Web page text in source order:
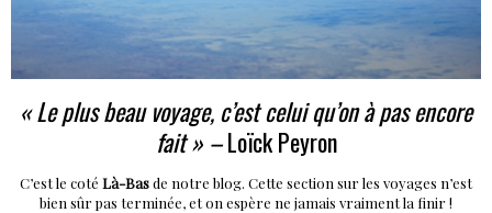
« Le plus beau voyage, c’est celui qu’on à pas encore
fait » –Loïck Peyron
C’est le coté Là-Basde notre blog. Cette section sur les voyages n’est
bien sûr pas terminée, et on espère ne jamais vraiment la finir !